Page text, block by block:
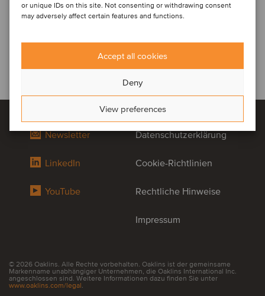
or unique IDs on this site. Not consenting or withdrawing consent
may adversely affect certain features and functions.
Accept all cookies
Deny
View preferences
Newsletter
LinkedIn
YouTube
Datenschutzerklärung
Cookie-Richtlinien
Rechtliche Hinweise
Impressum
© 2026 Oaklins. Alle Rechte vorbehalten. Oaklins ist der gemeinsame
Markenname unabhängiger Unternehmen, die Oaklins International Inc.
angeschlossen sind. Weitere Informationen dazu finden Sie unter
www.oaklins.com/legal.